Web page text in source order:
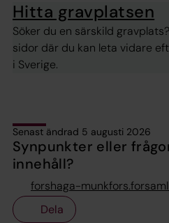
Hitta gravplatsen
Söker du en särskild
sidor där du kan leta vidare
i Sverige.
Senast ändrad 5 augusti 2026
Synpunkter eller
innehåll?
forshaga-
Dela